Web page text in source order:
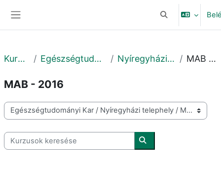
Keresési
Kurzusok Egészségtudományi Kar Nyíregyházi telephely MAB - 2016
MAB - 2016
Kurzuskategóriák
Kurzusok keresése
Kurzusok keresése